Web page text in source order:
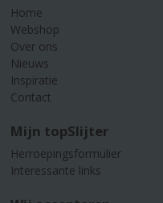
Home
Webshop
Over ons
Nieuws
Inspiratie
Contact
Mijn topSlijter
Herroepingsformulier
Interessante links